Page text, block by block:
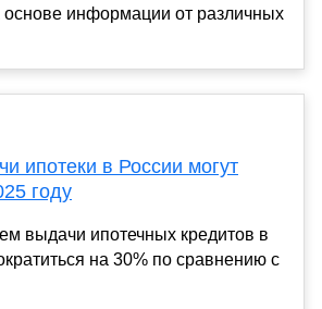
основе информации от различных
ипотеки в России могут
году
выдачи ипотечных кредитов в
на 30% по сравнению с